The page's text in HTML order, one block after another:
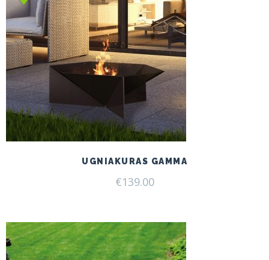
UGNIAKURAS GAMMA
€139.00